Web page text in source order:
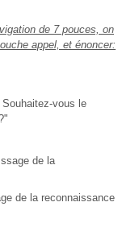
de 7 pouces, on
appel, et énoncer:
vous le
de la
de la reconnaissance